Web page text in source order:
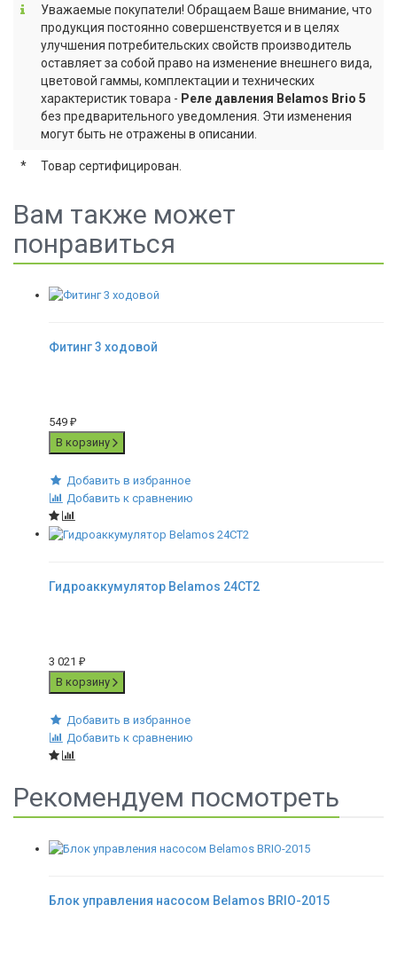
Уважаемые покупатели! Обращаем Ваше внимание, что
продукция постоянно совершенствуется и в целях
улучшения потребительских свойств производитель
оставляет за собой право на изменение внешнего вида,
цветовой гаммы, комплектации и технических
характеристик товара - Реле давления Belamos Brio 5
без предварительного уведомления. Эти изменения
могут быть не отражены в описании.
* Товар сертифицирован.
Вам также может
понравиться
Фитинг 3 ходовой
549 ₽
В корзину
Добавить в избранное
Добавить к сравнению
Гидроаккумулятор Belamos 24CT2
3 021 ₽
В корзину
Добавить в избранное
Добавить к сравнению
Рекомендуем посмотреть
Блок управления насосом Belamos BRIO-2015